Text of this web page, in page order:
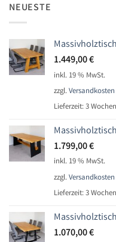
NEUESTE
1.449,00€
inkl. 19 % MwSt.
zzgl.Versandkosten
Lieferzeit:3 Wochen
1.799,00€
inkl. 19 % MwSt.
zzgl.Versandkosten
Lieferzeit:3 Wochen
1.070,00€